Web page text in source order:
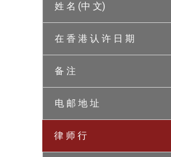
姓 名 (中 文)
在 香 港 认 许 日 期
备 注
电 邮 地 址
律 师 行